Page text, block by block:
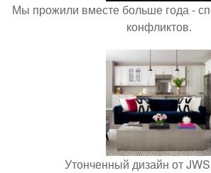
Мы прожили вместе больше года -
конфликтов.
Утонченный дизайн от